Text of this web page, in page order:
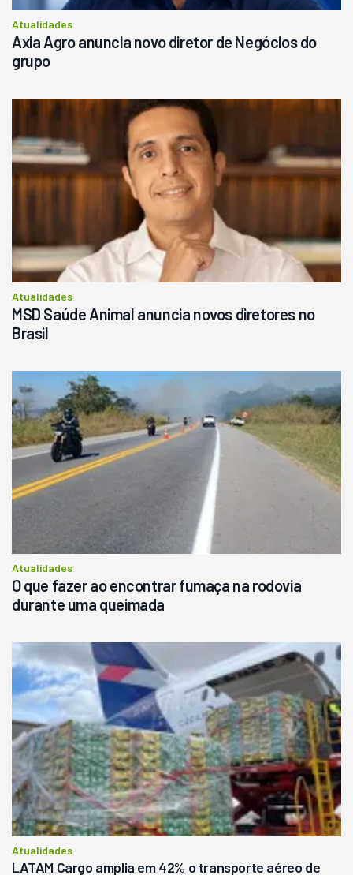
Atualidades
Axia Agro anuncia novo diretor de Negócios do
grupo
Atualidades
MSD Saúde Animal anuncia novos diretores no
Brasil
Atualidades
O que fazer ao encontrar fumaça na rodovia
durante uma queimada
Atualidades
LATAM Cargo amplia em 42% o transporte aéreo de